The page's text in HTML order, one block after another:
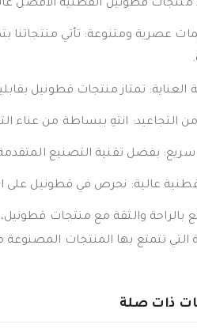
قطونيل القطنية الأفضل عالميًا
عصرية ومتنوعة: تأتي منتجاتنا
العناية: تمتاز منتجات قطونيل
التجاعيد: انتهِ ببساطة من عناء
بفضل تقنية التصنيع
عالية: نحرص في قطونيل على
بالراحة والثقة مع منتجات
التي تتمتع بها المنتجات
ذات صلة